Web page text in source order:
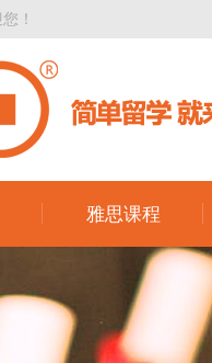
！
雅思课程